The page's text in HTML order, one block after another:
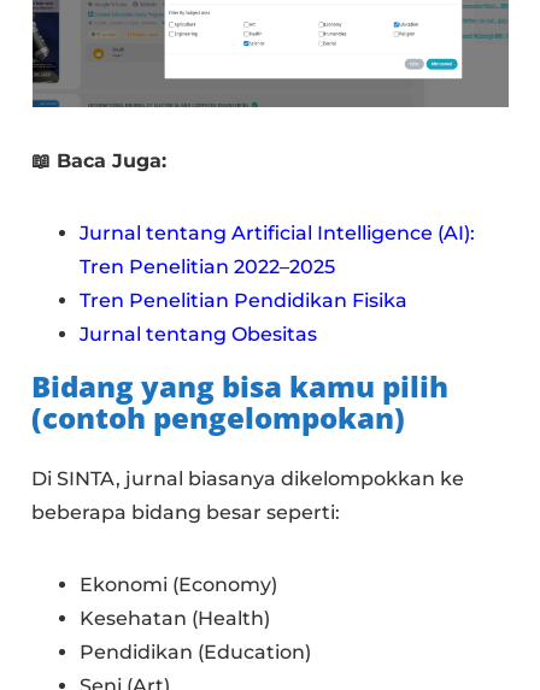
📖 Baca Juga:
Jurnal tentang Artificial Intelligence (AI):
Tren Penelitian 2022–2025
Tren Penelitian Pendidikan Fisika
Jurnal tentang Obesitas
Bidang yang bisa kamu pilih
(contoh pengelompokan)
Di SINTA, jurnal biasanya dikelompokkan ke
beberapa bidang besar seperti:
Ekonomi (Economy)
Kesehatan (Health)
Pendidikan (Education)